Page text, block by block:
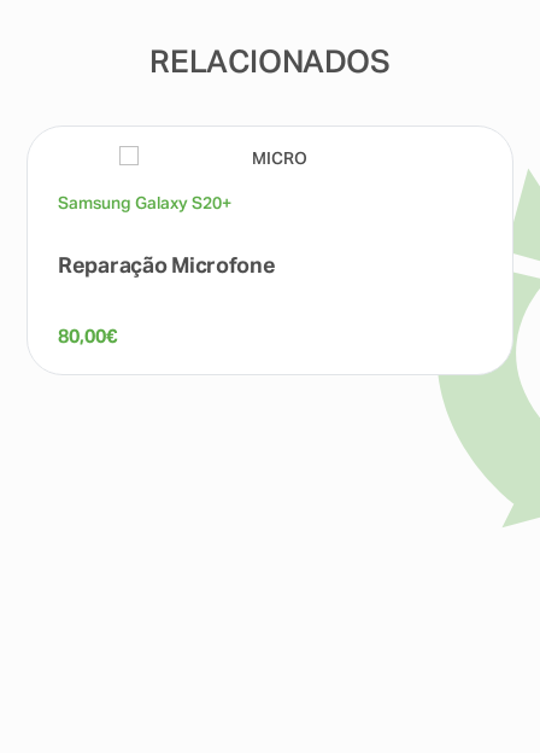
RELACIONADOS
Samsung Galaxy S20+
Reparação Microfone
80,00€